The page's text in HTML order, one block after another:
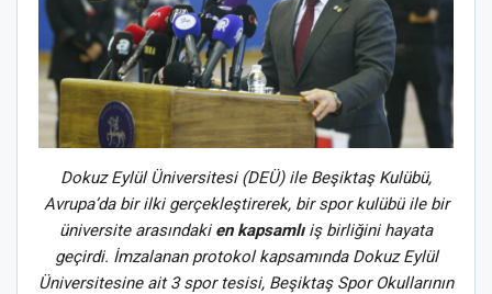
Dokuz Eylül Üniversitesi (DEÜ) ile Beşiktaş Kulübü,
Avrupa’da bir ilki gerçekleştirerek, bir spor kulübü ile bir
üniversite arasındaki en kapsamlıiş birliğini hayata
geçirdi. İmzalanan protokol kapsamında Dokuz Eylül
Üniversitesine ait 3 spor tesisi, Beşiktaş Spor Okullarının